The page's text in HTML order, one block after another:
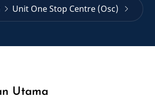
Unit One Stop Centre (Osc)
Utama